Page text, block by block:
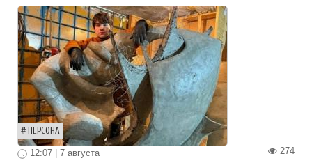
ПЕРСОНА
274
12:07 | 7 августа